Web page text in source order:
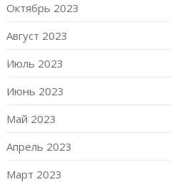
Октябрь 2023
Август 2023
Июль 2023
Июнь 2023
Май 2023
Апрель 2023
Март 2023